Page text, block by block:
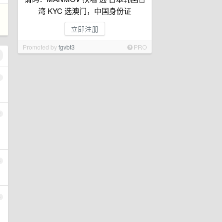
湾 KYC 选澳门，中国身份证
立即注册
Promoted byfgvbt3 PRO